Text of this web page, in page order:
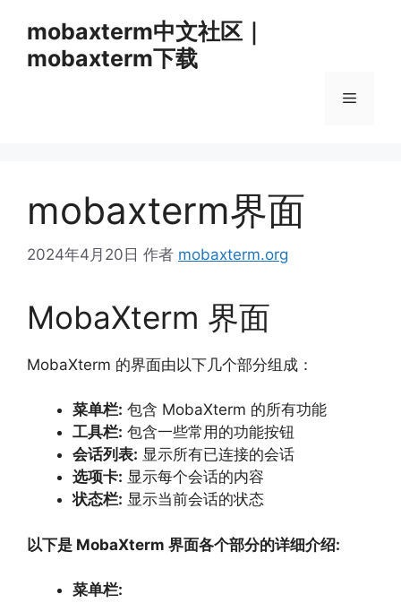
mobaxterm中文社区｜
mobaxterm下载
菜
mobaxterm界面
2024年4月20日 作者 mobaxterm.org
MobaXterm 界面
MobaXterm 的界面由以下几个部分组成：
菜单栏: 包含 MobaXterm 的所有功能
工具栏: 包含一些常用的功能按钮
会话列表: 显示所有已连接的会话
选项卡: 显示每个会话的内容
状态栏: 显示当前会话的状态
以下是 MobaXterm 界面各个部分的详细介绍:
菜单栏: